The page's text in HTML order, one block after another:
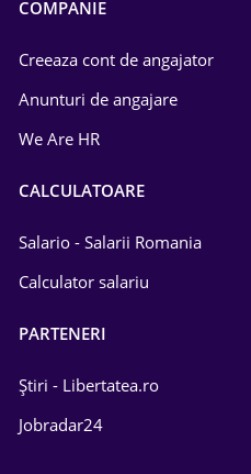
COMPANIE
Creeaza cont de angajator
Anunturi de angajare
We Are HR
CALCULATOARE
Salario - Salarii Romania
Calculator salariu
PARTENERI
Știri - Libertatea.ro
Jobradar24